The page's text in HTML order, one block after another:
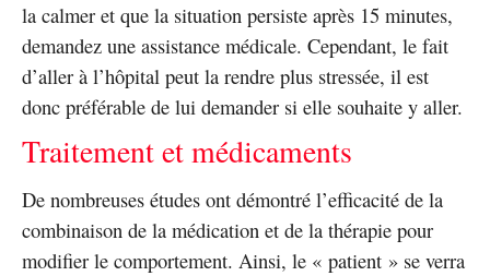
la calmer et que la situation persiste après 15 minutes,
demandez une assistance médicale. Cependant, le fait
d’aller à l’hôpital peut la rendre plus stressée, il est
donc préférable de lui demander si elle souhaite y aller.
Traitement et médicaments
De nombreuses études ont démontré l’efficacité de la
combinaison de la médication et de la thérapie pour
modifier le comportement. Ainsi, le « patient » se verra